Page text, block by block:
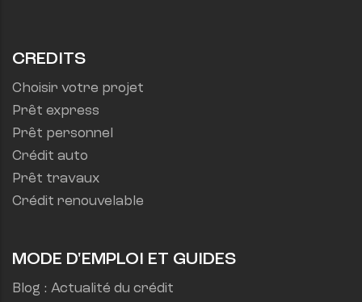
CREDITS
Choisir votre projet
Prêt express
Prêt personnel
Crédit auto
Prêt travaux
Crédit renouvelable
MODE D'EMPLOI ET GUIDES
Blog : Actualité du crédit